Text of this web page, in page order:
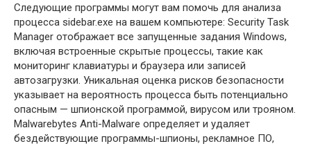
Следующие программы могут вам помочь для анализа
процесса sidebar.exe на вашем компьютере: Security Task
Manager отображает все запущенные задания Windows,
включая встроенные скрытые процессы, такие как
мониторинг клавиатуры и браузера или записей
автозагрузки. Уникальная оценка рисков безопасности
указывает на вероятность процесса быть потенциально
опасным — шпионской программой, вирусом или трояном.
Malwarebytes Anti-Malware определяет и удаляет
бездействующие программы-шпионы, рекламное ПО,